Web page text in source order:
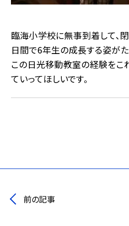
臨海小学校に無事到着して、
日間で6年生の成長する姿がた
この日光移動教室の経験をこ
ていってほしいです。
前の記事